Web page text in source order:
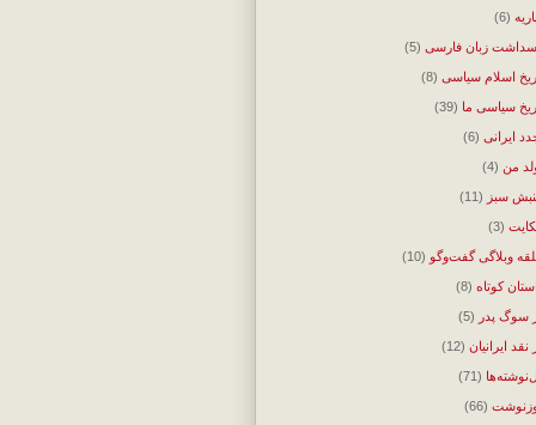
(6)
زبان فارسی (5)
اسلام سیاسی (8)
سیاسی ما (39)
ایرانی (6)
من (4)
سبز (11)
(3)
وبلاگی گفت‌وگو (10)
کوتاه (8)
سوگ پدر (5)
نقد ایرانیان (12)
(71)
(66)